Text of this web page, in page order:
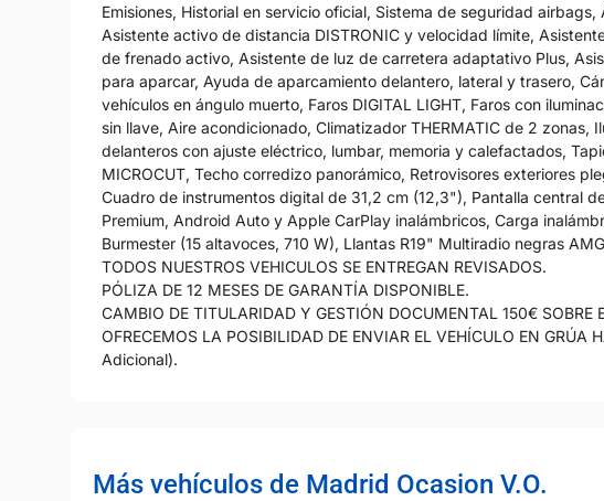
Emisiones, Historial en servicio oficial, Sistema de seguridad
Asistente activo de distancia DISTRONIC y velocidad límite,
de frenado activo, Asistente de luz de carretera adaptativo Plus,
para aparcar, Ayuda de aparcamiento delantero, lateral y trasero,
vehículos en ángulo muerto, Faros DIGITAL LIGHT, Faros con
sin llave, Aire acondicionado, Climatizador THERMATIC de 2 zonas,
delanteros con ajuste eléctrico, lumbar, memoria y calefactados,
MICROCUT, Techo corredizo panorámico, Retrovisores exteriores
Cuadro de instrumentos digital de 31,2 cm (12,3"), Pantalla central
Premium, Android Auto y Apple CarPlay inalámbricos, Carga
Burmester (15 altavoces, 710 W), Llantas R19" Multiradio negras
TODOS NUESTROS VEHICULOS SE ENTREGAN REVISADOS.
PÓLIZA DE 12 MESES DE GARANTÍA DISPONIBLE.
CAMBIO DE TITULARIDAD Y GESTIÓN DOCUMENTAL 150€ SOBRE
OFRECEMOS LA POSIBILIDAD DE ENVIAR EL VEHÍCULO EN GRÚA
Adicional).
Más vehículos de Madrid Ocasion V.O.